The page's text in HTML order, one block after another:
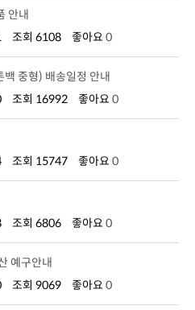
안내
조회 6108 좋아요 0
백 중형) 배송일정 안내
조회 16992 좋아요 0
조회 15747 좋아요 0
조회 6806 좋아요 0
예구안내
조회 9069 좋아요 0